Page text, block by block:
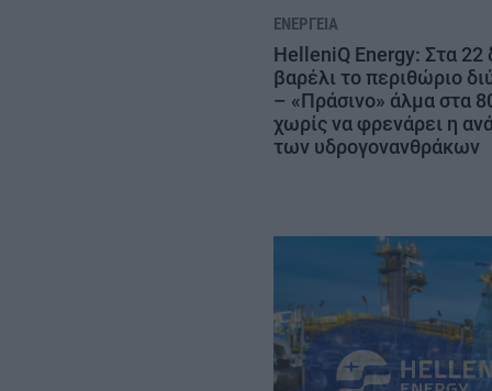
ΕΝΈΡΓΕΙΑ
HelleniQ Energy: Στα 22
βαρέλι το περιθώριο
– «Πράσινο» άλμα στα
χωρίς να φρενάρει η
των υδρογονανθράκων